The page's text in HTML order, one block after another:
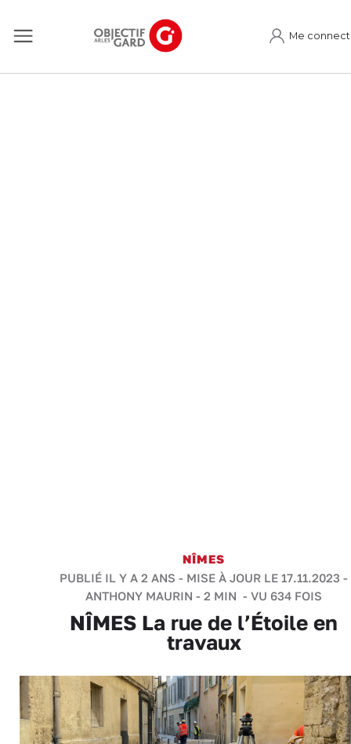
Me
NÎMES
PUBLIÉ IL Y A 2 ANS - MISE À JOUR LE 17.11.2023 -
ANTHONY MAURIN - 2 MIN - VU 634 FOIS
NÎMES La rue de l’Étoile en
travaux